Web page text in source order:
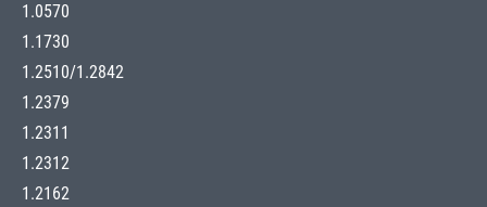
1.0570
1.1730
1.2510/1.2842
1.2379
1.2311
1.2312
1.2162